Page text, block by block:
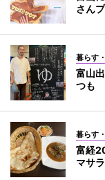
さん
暮らす
富山
つも
暮らす
富経
マサ